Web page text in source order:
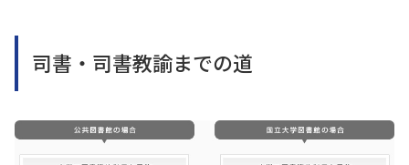
司書・司書教諭までの道